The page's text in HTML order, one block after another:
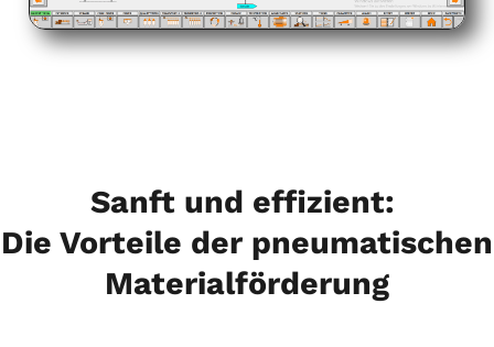
Sanft und effizient:
Die Vorteile der pneumatischen
Materialförderung